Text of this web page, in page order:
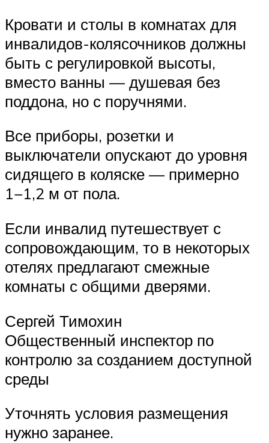
Кровати и столы в комнатах для
инвалидов-колясочников должны
быть с регулировкой высоты,
вместо ванны — душевая без
поддона, но с поручнями.
Все приборы, розетки и
выключатели опускают до уровня
сидящего в коляске — примерно
1−1,2 м от пола.
Если инвалид путешествует с
сопровождающим, то в некоторых
отелях предлагают смежные
комнаты с общими дверями.
Сергей Тимохин
Общественный инспектор по
контролю за созданием доступной
среды
Уточнять условия размещения
нужно заранее.